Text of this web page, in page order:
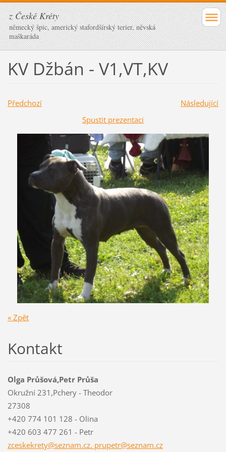
z České Kréty
německý špic, americký stafordšírský terier, něvská
maškaráda
KV Džbán - V1,VT,KV
Předchozí
Následující
Spustit prezentaci
« Zpět
Kontakt
Olga Průšová,Petr Průša
Okružní 231,Pchery - Theodor
27308
+420 774 101 128 - Olina
+420 603 477 261 - Petr
zceskekrety@seznam.cz. prupetr@seznam.cz